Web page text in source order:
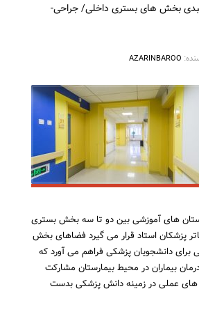
بخش های بستری داخلی/ جراحی-
AZARINBAROO
های آموزشی بین دو تا سه بخش بستری
پزشکان استاد قرار می گیرد فضاهای بخش
برای دانشجویان پزشکی فراهم می آورد که
بیماران در محیط بیمارستان مشارکت
های عملی در زمینه دانش پزشکی بدست